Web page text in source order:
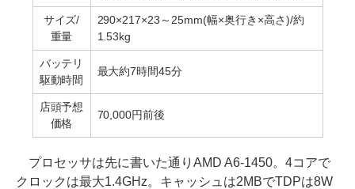
サイズ/
重量
290×217×23～25mm(幅×奥行き×高さ)/約
1.53kg
バッテリ
駆動時間
最大約7時間45分
店頭予想
価格
70,000円前後
プロセッサは先に書いた通りAMD A6-1450。4コアで
クロックは最大1.4GHz。キャッシュは2MBでTDPは8W